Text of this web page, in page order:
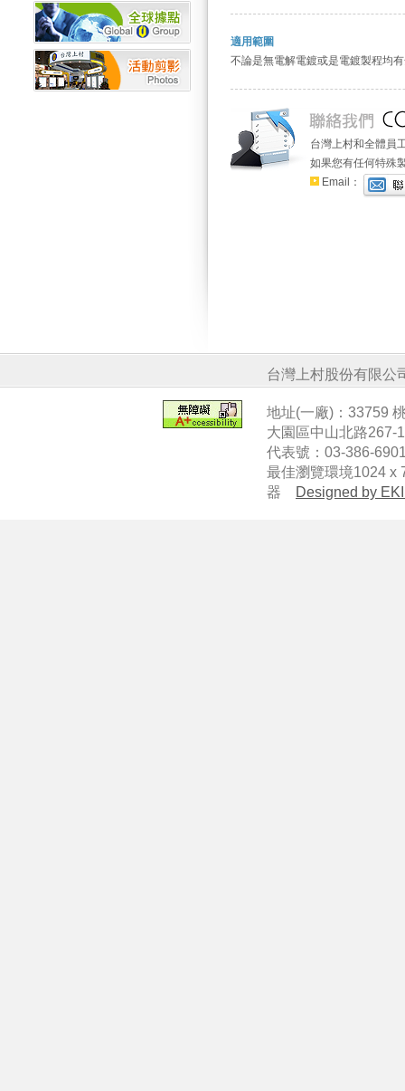
適用範圍
不論是無電解電鍍或是電鍍製程均
台灣上村和全體員
如果您有任何特殊
Email：
台灣上村股份有
地址(一廠)：33759
大園區中山北路267-
代表號：03-386-
最佳瀏覽環境1024 x
器 Designed by